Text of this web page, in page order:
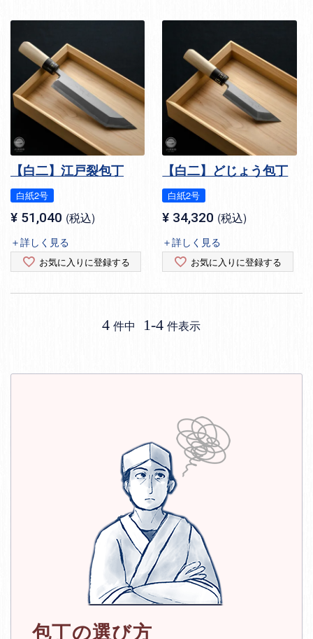
【白二】江戸裂包丁
白紙2号
¥ 51,040 税込
＋詳しく見る
お気に入りに登録する
【白二】どじょう包丁
白紙2号
¥ 34,320 税込
＋詳しく見る
お気に入りに登録する
4 件中 1-4 件表示
包丁の選び方